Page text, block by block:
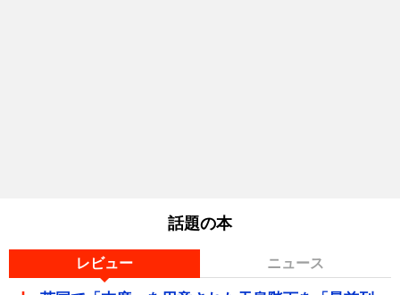
話題の本
レビュー ニュース